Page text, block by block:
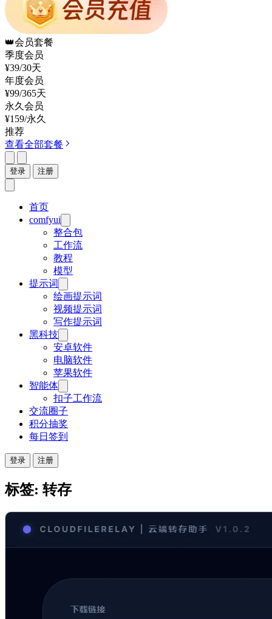
👑会员套餐
季度会员
¥39/30天
年度会员
¥99/365天
永久会员
¥159/永久
推荐
查看全部套餐
登录 注册
首页
comfyui
整合包
工作流
教程
模型
提示词
绘画提示词
视频提示词
写作提示词
黑科技
安卓软件
电脑软件
苹果软件
智能体
扣子工作流
交流圈子
积分抽奖
每日签到
登录 注册
标签: 转存